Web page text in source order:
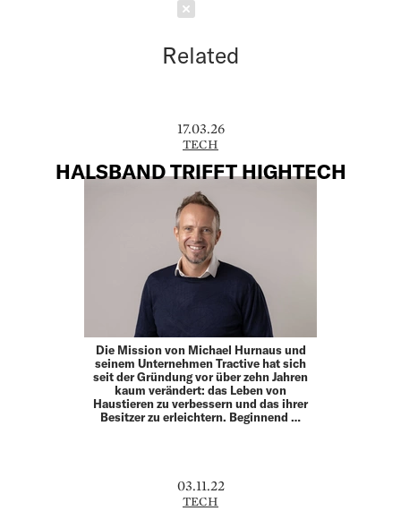
Related
17.03.26
TECH
HALSBAND TRIFFT HIGHTECH
Die Mission von Michael Hurnaus und
seinem Unter­nehmen Tractive hat sich
seit der Gründung vor über zehn Jahren
kaum verändert: das Leben von
Haustieren zu verbessern und das ihrer
Besitzer zu erleichtern. Beginnend …
03.11.22
TECH